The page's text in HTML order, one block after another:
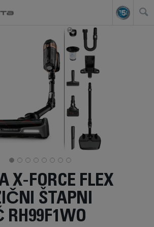
X-FORCE FLEX
ŠTAPNI
RH99F1WO